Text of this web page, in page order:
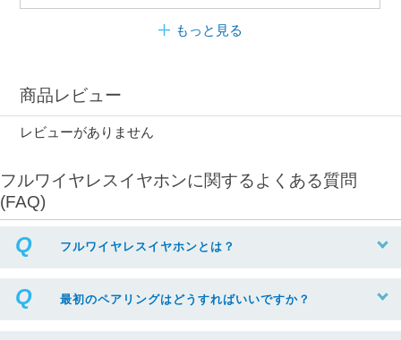
もっと見る
商品レビュー
レビューがありません
フルワイヤレスイヤホンに関するよくある質問
(FAQ)
フルワイヤレスイヤホンとは？
最初のペアリングはどうすればいいですか？